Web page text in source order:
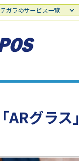
テガラのサービス一覧
「ARグラ